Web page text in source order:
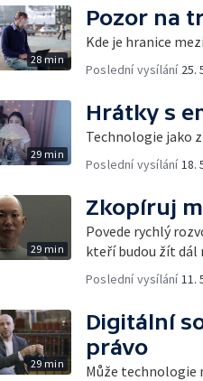
28 min
Pozor na
Kde je hranice
Poslední vysílání 25.
29 min
Hrátky s
Technologie jako
Poslední vysílání 18.
29 min
Zkopíruj
Povede rychlý
kteří budou žít dál
Poslední vysílání 11.
29 min
Digitální
právo
Může technologie